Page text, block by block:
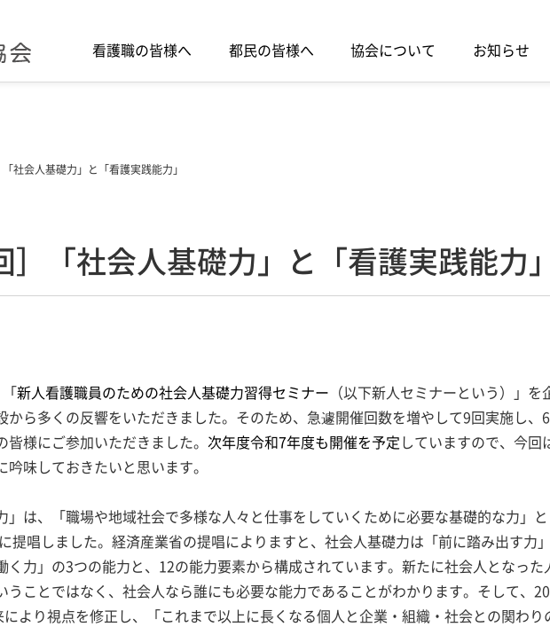
看護職の皆様へ 都民の皆様へ 協会について お知らせ
「社会人基礎力」と「看護実践能力」
］「社会人基礎力」と「看護実践能力」
新人看護職員のための社会人基礎力習得セミナー （以下新人セミナーという）」を
から多くの反響をいただきました。そのため、急遽開催回数を増やして9回実施し、
様にご参加いただきました。 次年度令和7年度も開催を予定していますので、今回
味しておきたいと思います。
は、「職場や地域社会で多様な人々と仕事をしていくために必要な基礎的な力」
提唱しました。経済産業省の提唱によりますと、社会人基礎力は「前に踏み出す力
く力」の3つの能力と、12の能力要素から構成されています。新たに社会人となった
うことではなく、社会人なら誰にも必要な能力であることがわかります。そして、
より視点を修正し、「これまで以上に長くなる個人と企業・組織・社会との関わり